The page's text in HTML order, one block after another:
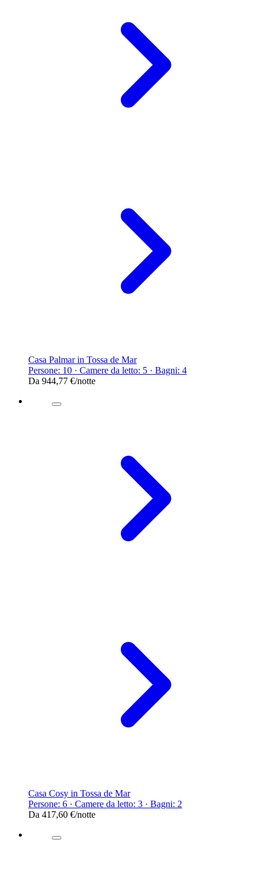
Casa Palmar in Tossa de Mar
Persone: 10 · Camere da letto: 5 · Bagni: 4
Da 944,77 €/notte
Casa Cosy in Tossa de Mar
Persone: 6 · Camere da letto: 3 · Bagni: 2
Da 417,60 €/notte